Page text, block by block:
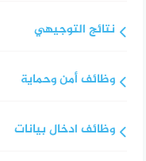
نتائج التوجيهي
وظائف أمن وحماية
وظائف ادخال بيانات